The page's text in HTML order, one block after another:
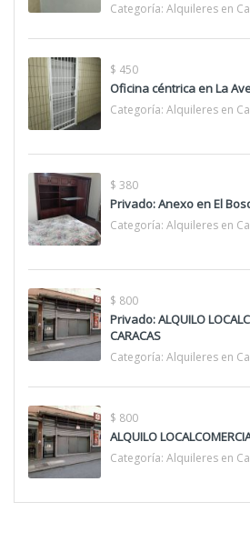
Categoría: Alquileres en
$ 450
Oficina céntrica en La
Categoría: Alquileres en
$ 380
Privado: Anexo en El
Categoría: Alquileres en
$ 800
Privado: ALQUILO
CARACAS
Categoría: Alquileres en
$ 800
ALQUILO
Categoría: Alquileres en